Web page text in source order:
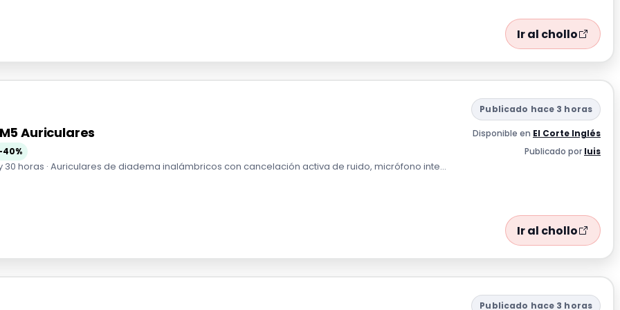
Ir al chollo
Publicado hace 3 horas
Auriculares Disponible en El Corte Inglés
Publicado por luis
horas · Auriculares de diadema inalámbricos con cancelación activa de ruido, micrófono inte...
Ir al chollo
Publicado hace 3 horas